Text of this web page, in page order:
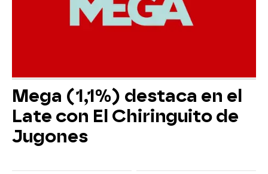
Mega (1,1%) destaca en el
Late con El Chiringuito de
Jugones